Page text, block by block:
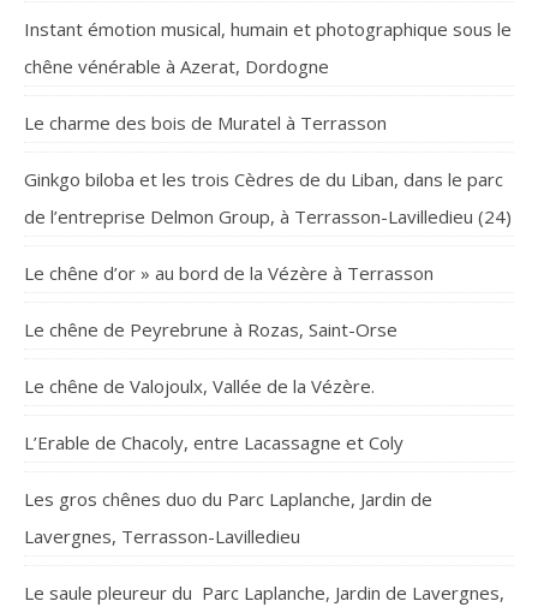
Instant émotion musical, humain et photographique sous le
chêne vénérable à Azerat, Dordogne
Le charme des bois de Muratel à Terrasson
Ginkgo biloba et les trois Cèdres de du Liban, dans le parc
de l’entreprise Delmon Group, à Terrasson-Lavilledieu (24)
Le chêne d’or » au bord de la Vézère à Terrasson
Le chêne de Peyrebrune à Rozas, Saint-Orse
Le chêne de Valojoulx, Vallée de la Vézère.
L’Erable de Chacoly, entre Lacassagne et Coly
Les gros chênes duo du Parc Laplanche, Jardin de
Lavergnes, Terrasson-Lavilledieu
Le saule pleureur du Parc Laplanche, Jardin de Lavergnes,